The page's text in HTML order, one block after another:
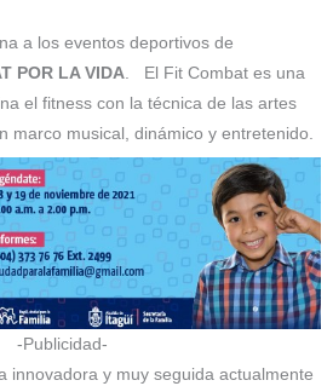
a los eventos deportivos de
POR LA VIDA. El Fit Combat es una
el fitness con la técnica de las artes
marco musical, dinámico y entretenido.
-Publicidad-
innovadora y muy seguida actualmente